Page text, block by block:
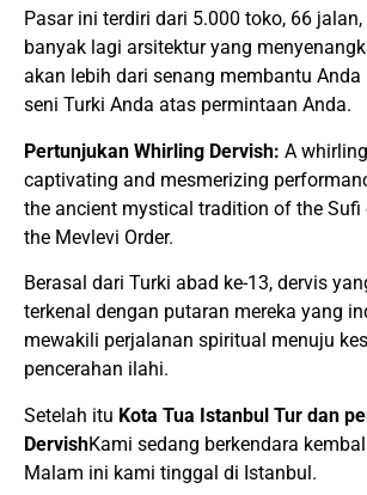
Pasar ini terdiri dari 5.000 toko, 66
banyak lagi arsitektur yang
akan lebih dari senang membantu
seni Turki Anda atas permintaan Anda.
Pertunjukan Whirling Dervish: A
captivating and mesmerizing
the ancient mystical tradition of the Sufi
the Mevlevi Order.
Berasal dari Turki abad ke-13, dervis
terkenal dengan putaran mereka yang
mewakili perjalanan spiritual menuju
pencerahan ilahi.
Setelah itu Kota Tua Istanbul Tur dan
DervishKami sedang berkendara
Malam ini kami tinggal di Istanbul.